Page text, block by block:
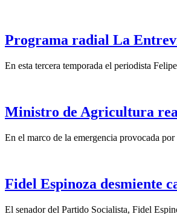
Programa radial La
En esta tercera temporada el periodista
Ministro de Agricultura
En el marco de la emergencia provocada
Fidel Espinoza desmiente
El senador del Partido Socialista, Fidel